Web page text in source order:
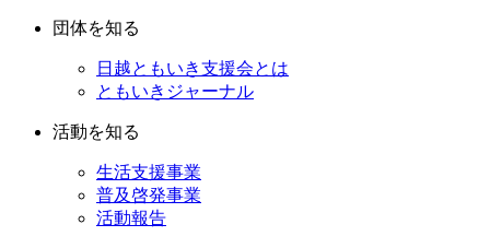
団体を知る
日越ともいき支援会とは
ともいきジャーナル
活動を知る
生活支援事業
普及啓発事業
活動報告